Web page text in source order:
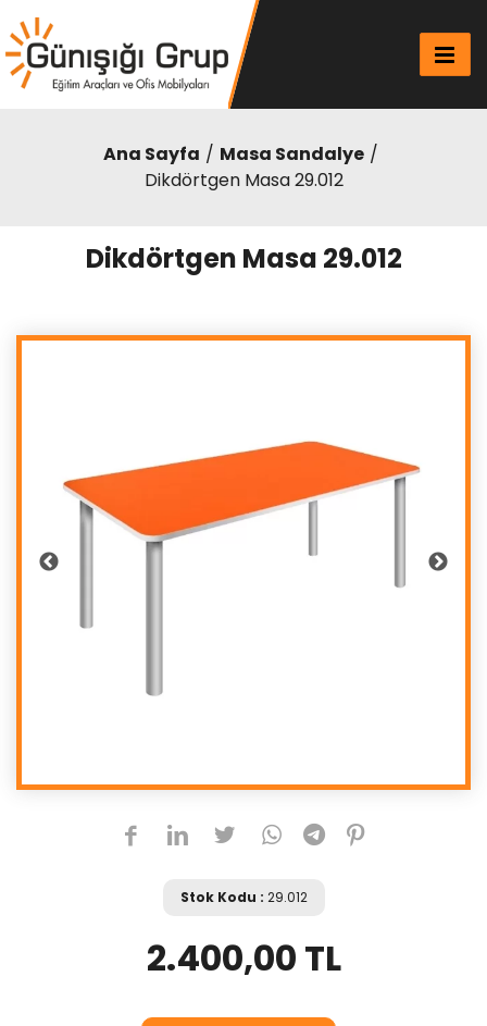
Ana Sayfa
Masa Sandalye
Dikdörtgen Masa 29.012
Dikdörtgen Masa 29.012
Stok Kodu : 29.012
2.400,00 TL